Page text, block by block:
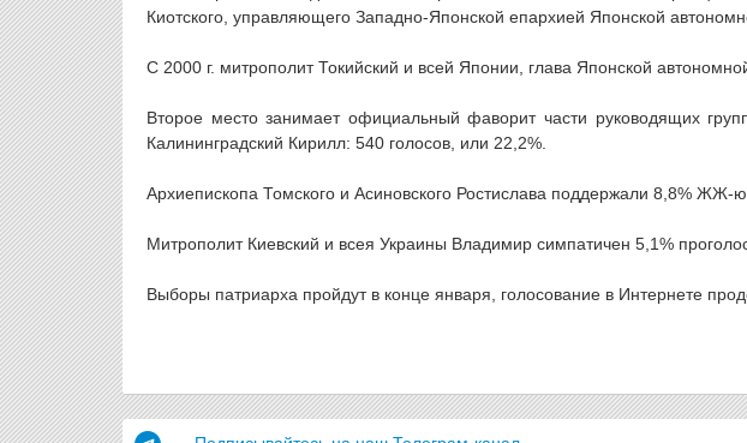
Киотского, управляющего Западно-Японской епархией Японской
С 2000 г. митрополит Токийский и всей Японии, глава Японской
Второе место занимает официальный фаворит части руководящих
Калининградский Кирилл: 540 голосов, или 22,2%.
Архиепископа Томского и Асиновского Ростислава поддержали 8,8% ЖЖ-
Митрополит Киевский и всея Украины Владимир симпатичен 5,1%
Выборы патриарха пройдут в конце января, голосование в Интернете